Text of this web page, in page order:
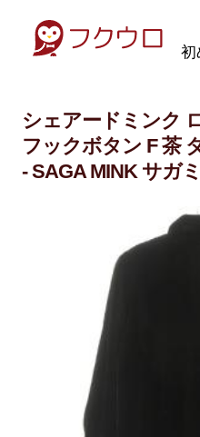
初
シェアードミンク
フックボタン F 茶
- SAGA MINK サガ